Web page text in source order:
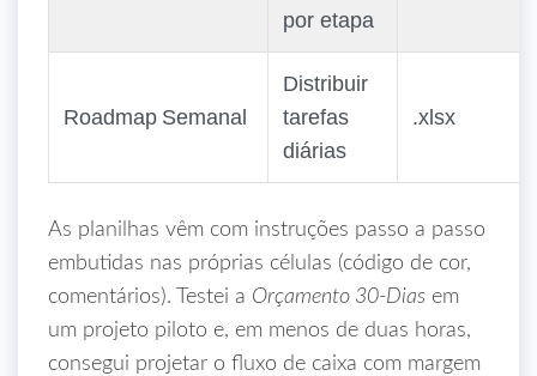
por etapa
Roadmap Semanal
Distribuir
tarefas
diárias
.xlsx
As planilhas vêm com instruções passo a passo
embutidas nas próprias células (código de cor,
comentários). Testei a Orçamento 30‑Dias em
um projeto piloto e, em menos de duas horas,
consegui projetar o fluxo de caixa com margem